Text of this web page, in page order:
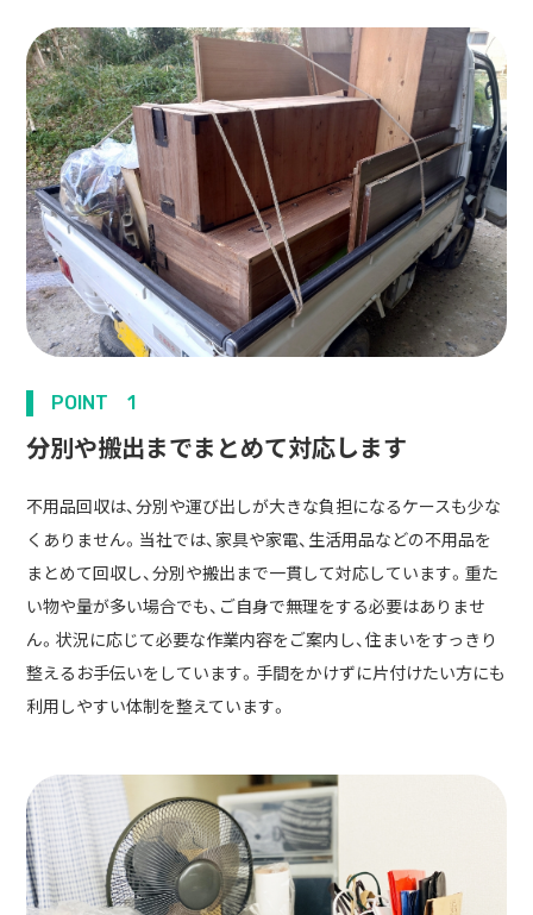
POINT 1
分別や搬出までまとめて対応します
不用品回収は、分別や運び出しが大きな負担になるケースも少な
くありません。当社では、家具や家電、生活用品などの不用品を
まとめて回収し、分別や搬出まで一貫して対応しています。重た
い物や量が多い場合でも、ご自身で無理をする必要はありませ
ん。状況に応じて必要な作業内容をご案内し、住まいをすっきり
整えるお手伝いをしています。手間をかけずに片付けたい方にも
利用しやすい体制を整えています。